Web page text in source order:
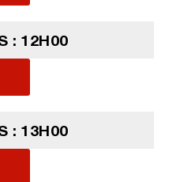
: 12H00
: 13H00